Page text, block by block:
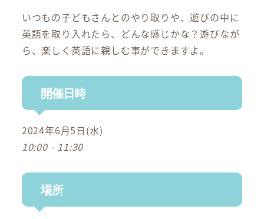
いつもの子どもさんとのやり取りや、遊びの中に
英語を取り入れたら、どんな感じかな？遊びなが
ら、楽しく英語に親しむ事ができますよ。
開催日時
2024年6月5日(水)
10:00 - 11:30
場所